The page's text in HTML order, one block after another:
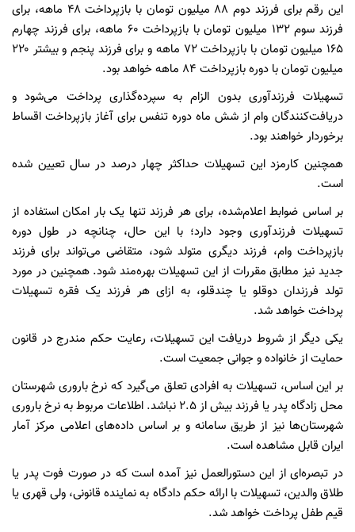
این رقم برای فرزند دوم ۸۸ میلیون تومان با بازپرداخت ۴۸ ماهه، برای
فرزند سوم ۱۳۲ میلیون تومان با بازپرداخت ۶۰ ماهه، برای فرزند چهارم
۱۶۵ میلیون تومان با بازپرداخت ۷۲ ماهه و برای فرزند پنجم و بیشتر ۲۲۰
میلیون تومان با دوره بازپرداخت ۸۴ ماهه خواهد بود.
تسهیلات فرزندآوری بدون الزام به سپرده‌گذاری پرداخت می‌شود و
دریافت‌کنندگان وام از شش ماه دوره تنفس برای آغاز بازپرداخت اقساط
برخوردار خواهند بود.
همچنین کارمزد این تسهیلات حداکثر چهار درصد در سال تعیین شده
است.
بر اساس ضوابط اعلام‌شده، برای هر فرزند تنها یک بار امکان استفاده از
تسهیلات فرزندآوری وجود دارد؛ با این حال، چنانچه در طول دوره
بازپرداخت وام، فرزند دیگری متولد شود، متقاضی می‌تواند برای فرزند
جدید نیز مطابق مقررات از این تسهیلات بهره‌مند شود. همچنین در مورد
تولد فرزندان دوقلو یا چندقلو، به ازای هر فرزند یک فقره تسهیلات
پرداخت خواهد شد.
یکی دیگر از شروط دریافت این تسهیلات، رعایت حکم مندرج در قانون
حمایت از خانواده و جوانی جمعیت است.
بر این اساس، تسهیلات به افرادی تعلق می‌گیرد که نرخ باروری شهرستان
محل زادگاه پدر یا فرزند بیش از ۲.۵ نباشد. اطلاعات مربوط به نرخ باروری
شهرستان‌ها نیز از طریق سامانه و بر اساس داده‌های اعلامی مرکز آمار
ایران قابل مشاهده است.
در تبصره‌ای از این دستورالعمل نیز آمده است که در صورت فوت پدر یا
طلاق والدین، تسهیلات با ارائه حکم دادگاه به نماینده قانونی، ولی قهری یا
قیم طفل پرداخت خواهد شد.